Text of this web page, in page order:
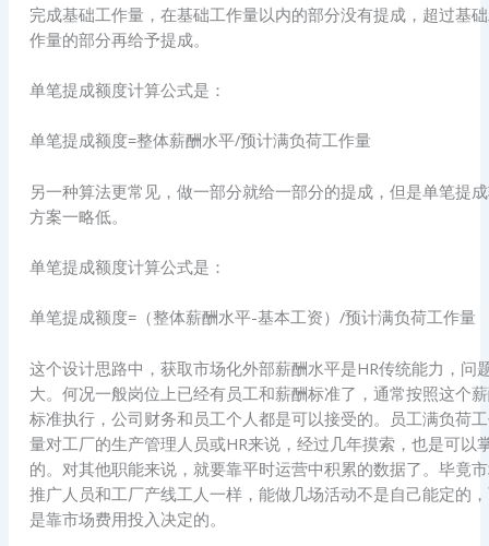
完成基础工作量，在基础工作量以内的部分没有提成，超过基
作量的部分再给予提成。
单笔提成额度计算公式是：
单笔提成额度=整体薪酬水平/预计满负荷工作量
另一种算法更常见，做一部分就给一部分的提成，但是单笔提
方案一略低。
单笔提成额度计算公式是：
单笔提成额度=（整体薪酬水平-基本工资）/预计满负荷工作量
这个设计思路中，获取市场化外部薪酬水平是HR传统能力，问
大。何况一般岗位上已经有员工和薪酬标准了，通常按照这个
标准执行，公司财务和员工个人都是可以接受的。员工满负荷
量对工厂的生产管理人员或HR来说，经过几年摸索，也是可以
的。对其他职能来说，就要靠平时运营中积累的数据了。毕竟
推广人员和工厂产线工人一样，能做几场活动不是自己能定的
是靠市场费用投入决定的。